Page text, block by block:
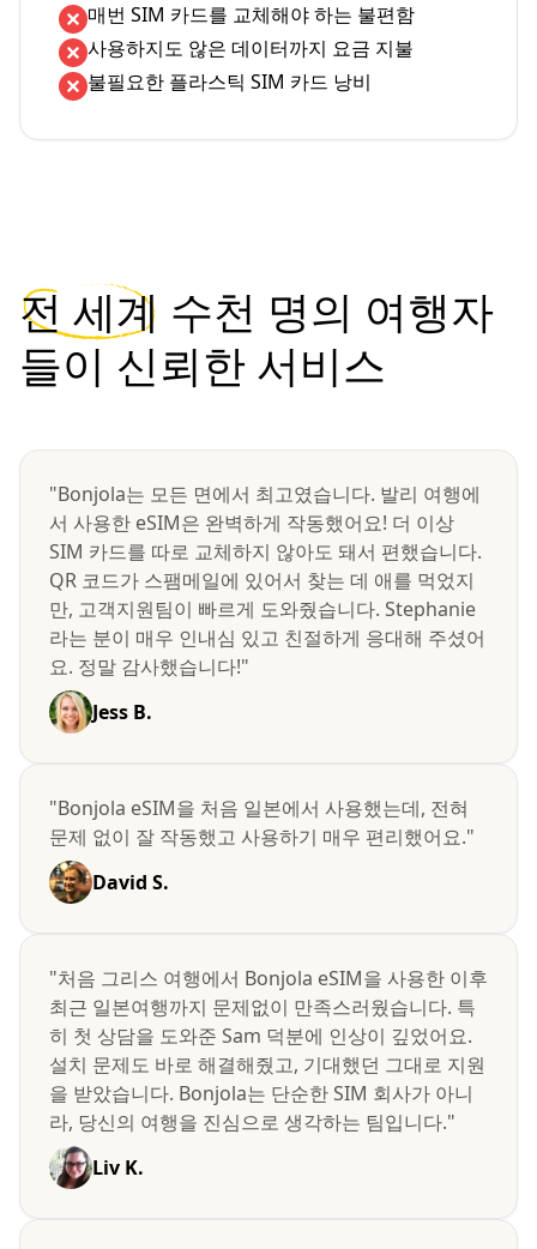
매번 SIM 카드를 교체해야 하는 불편함
사용하지도 않은 데이터까지 요금 지불
불필요한 플라스틱 SIM 카드 낭비
전 세계 수천 명의 여행자
들이 신뢰한 서비스
"Bonjola는 모든 면에서 최고였습니다. 발리 여행에
서 사용한 eSIM은 완벽하게 작동했어요! 더 이상
SIM 카드를 따로 교체하지 않아도 돼서 편했습니다.
QR 코드가 스팸메일에 있어서 찾는 데 애를 먹었지
만, 고객지원팀이 빠르게 도와줬습니다. Stephanie
라는 분이 매우 인내심 있고 친절하게 응대해 주셨어
요. 정말 감사했습니다!"
Jess B.
"Bonjola eSIM을 처음 일본에서 사용했는데, 전혀
문제 없이 잘 작동했고 사용하기 매우 편리했어요."
David S.
"처음 그리스 여행에서 Bonjola eSIM을 사용한 이후
최근 일본여행까지 문제없이 만족스러웠습니다. 특
히 첫 상담을 도와준 Sam 덕분에 인상이 깊었어요.
설치 문제도 바로 해결해줬고, 기대했던 그대로 지원
을 받았습니다. Bonjola는 단순한 SIM 회사가 아니
라, 당신의 여행을 진심으로 생각하는 팀입니다."
Liv K.